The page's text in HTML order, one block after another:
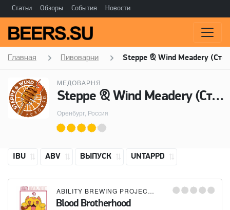
Статьи Обзоры События Новости
Главная Пивоварни Steppe & Wind Meadery
МЕДОВАРНЯ
Steppe & Wind Meadery (Степь и Ветер)
Оренбург, Россия
IBU ABV ВЫПУСК UNTAPPD
ABILITY BREWING PROJECT× BOTTLE SHARE ×
Blood Brotherhood